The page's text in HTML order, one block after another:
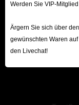
Werden Sie VIP-
Ärgern Sie sich über
gewünschten Waren
den Livechat!